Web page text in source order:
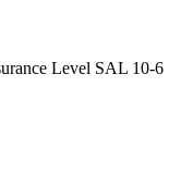
Level SAL 10-6